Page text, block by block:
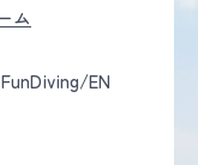
ム
FunDiving/EN